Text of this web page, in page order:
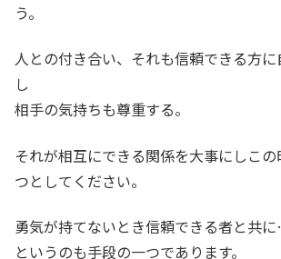
う。
人との付き合い、それも信頼できる方
し
相手の気持ちも尊重する。
それが相互にできる関係を大事にしこ
つとしてください。
勇気が持てないとき信頼できる者と共
というのも手段の一つであります。